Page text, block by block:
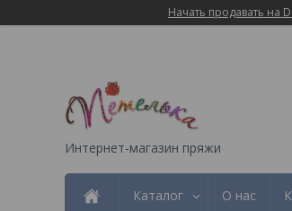
Начать продавать на
Интернет-магазин пряжи
Каталог О нас